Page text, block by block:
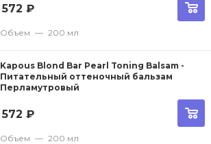
572 ₽
Объем — 200 мл
Kapous Blond Bar Pearl Toning Balsam -
Питательный оттеночный бальзам
Перламутровый
572 ₽
Объем — 200 мл